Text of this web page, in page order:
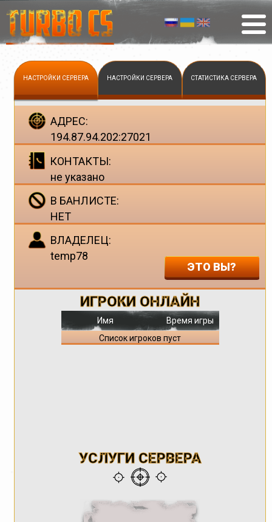
НАСТРОЙКИ СЕРВЕРА НАСТРОЙКИ СЕРВЕРА СТАТИСТИКА СЕРВЕРА
АДРЕС:
194.87.94.202:27021
КОНТАКТЫ:
не указано
В БАНЛИСТЕ:
НЕТ
ВЛАДЕЛЕЦ:
temp78
ЭТО ВЫ?
ИГРОКИ ОНЛАЙН
Имя
Время игры
Список игроков пуст
УСЛУГИ СЕРВЕРА